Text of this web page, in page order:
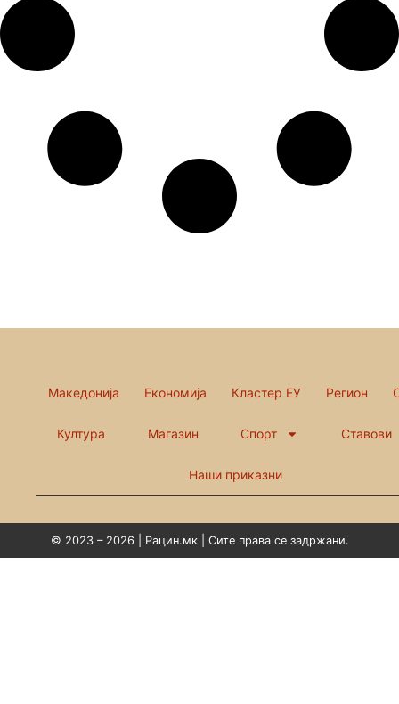
Македонија Економија Кластер ЕУ Регион
Култура Магазин Спорт Ставови
Наши приказни
© 2023 – 2026 | Рацин.мк | Сите права се задржани.